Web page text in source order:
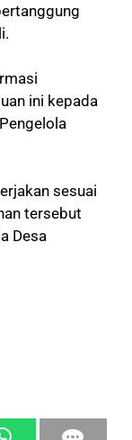
ini kepada
sesuai
tersebut
Desa